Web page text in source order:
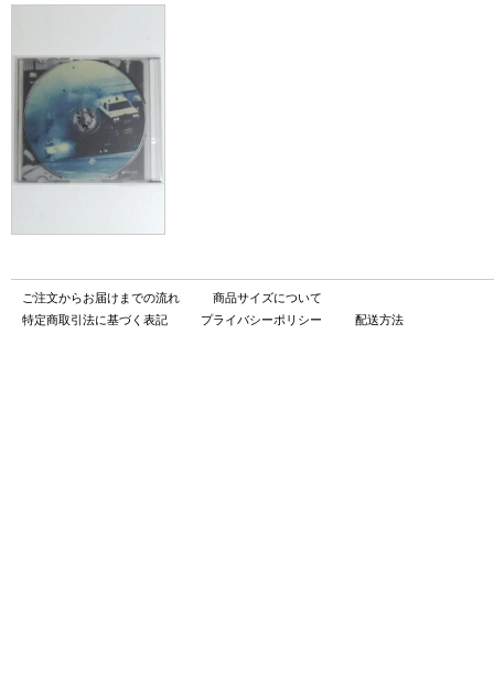
ご注文からお届けまでの流れ
商品サイズについて
特定商取引法に基づく表記
プライバシーポリシー 配送方法